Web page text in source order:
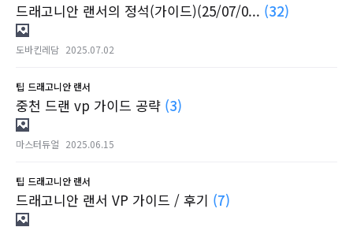
드래고니안 랜서의 정석(가이드)(25/07/0... (32)
도바킨레담 2025.07.02
팁 드래고니안 랜서
중천 드랜 vp 가이드 공략 (3)
마스터듀얼 2025.06.15
팁 드래고니안 랜서
드래고니안 랜서 VP 가이드 / 후기 (7)